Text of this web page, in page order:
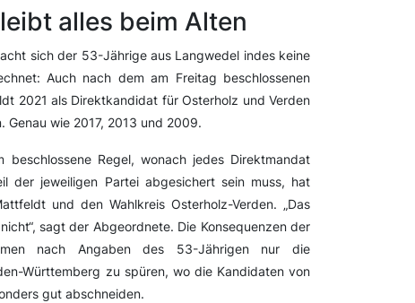
alles beim Alten
sich der 53-Jährige aus Langwedel indes keine
Auch nach dem am Freitag beschlossenen
2021 als Direktkandidat für Osterholz und Verden
Genau wie 2017, 2013 und 2009.
beschlossene Regel, wonach jedes Direktmandat
der jeweiligen Partei abgesichert sein muss, hat
und den Wahlkreis Osterholz-Verden. „Das
sagt der Abgeordnete. Die Konsequenzen der
nach Angaben des 53-Jährigen nur die
Württemberg zu spüren, wo die Kandidaten von
gut abschneiden.